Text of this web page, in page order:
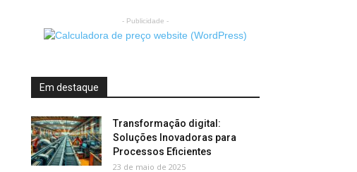
- Publicidade -
Em destaque
Transformação digital:
Soluções Inovadoras para
Processos Eficientes
23 de maio de 2025